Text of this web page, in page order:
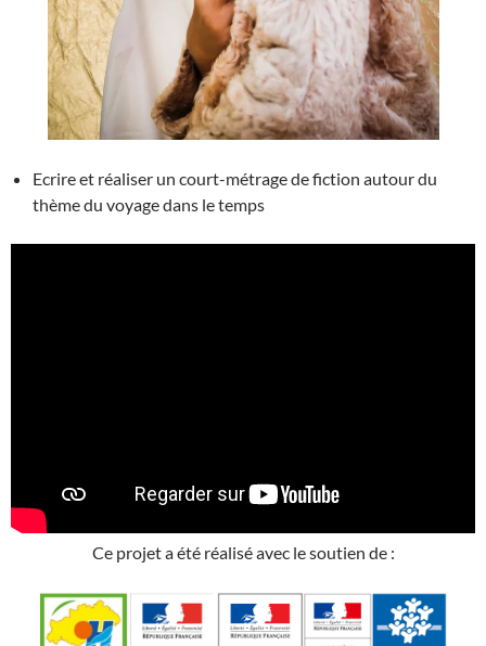
Ecrire et réaliser un court-métrage de fiction autour du
thème du voyage dans le temps
Ce projet a été réalisé avec le soutien de :